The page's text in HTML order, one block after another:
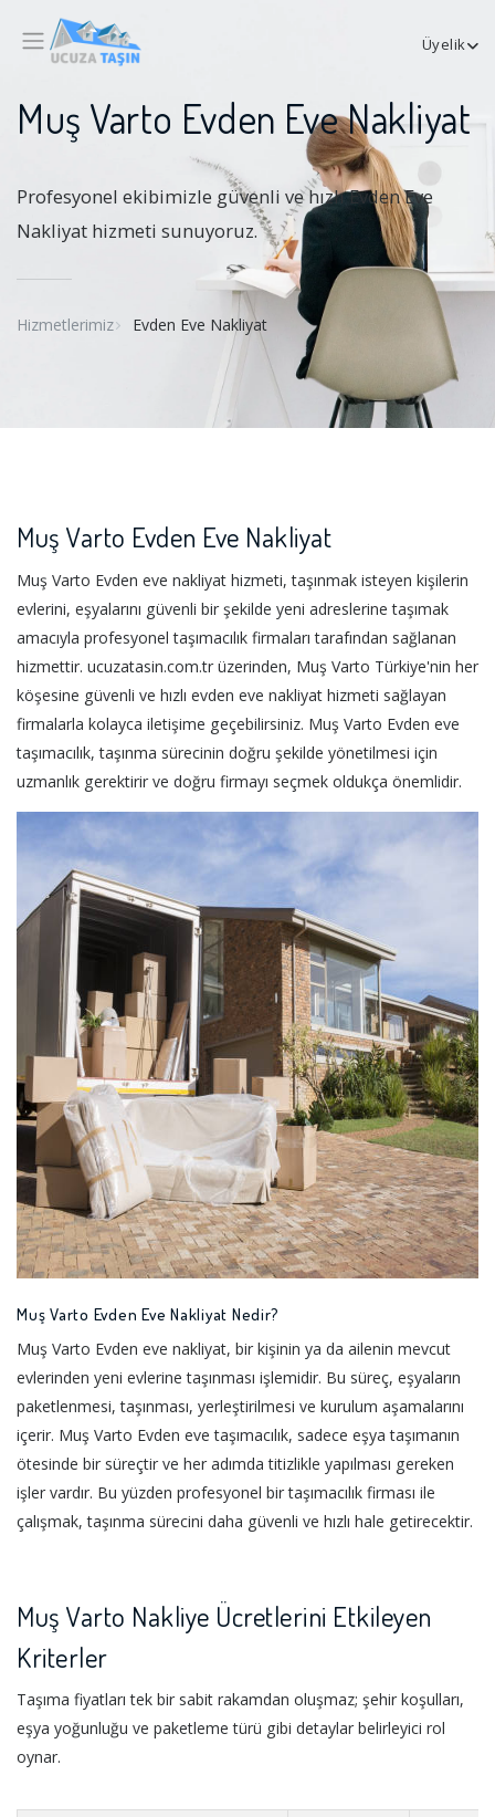
Üyelik
Muş Varto Evden Eve Nakliyat
Profesyonel ekibimizle güvenli ve hızlı Evden Eve
Nakliyat hizmeti sunuyoruz.
Hizmetlerimiz Evden Eve Nakliyat
Muş Varto Evden Eve Nakliyat
Muş Varto Evden eve nakliyat hizmeti, taşınmak isteyen kişilerin
evlerini, eşyalarını güvenli bir şekilde yeni adreslerine taşımak
amacıyla profesyonel taşımacılık firmaları tarafından sağlanan
hizmettir. ucuzatasin.com.tr üzerinden, Muş Varto Türkiye'nin her
köşesine güvenli ve hızlı evden eve nakliyat hizmeti sağlayan
firmalarla kolayca iletişime geçebilirsiniz. Muş Varto Evden eve
taşımacılık, taşınma sürecinin doğru şekilde yönetilmesi için
uzmanlık gerektirir ve doğru firmayı seçmek oldukça önemlidir.
Muş Varto Evden Eve Nakliyat Nedir?
Muş Varto Evden eve nakliyat, bir kişinin ya da ailenin mevcut
evlerinden yeni evlerine taşınması işlemidir. Bu süreç, eşyaların
paketlenmesi, taşınması, yerleştirilmesi ve kurulum aşamalarını
içerir. Muş Varto Evden eve taşımacılık, sadece eşya taşımanın
ötesinde bir süreçtir ve her adımda titizlikle yapılması gereken
işler vardır. Bu yüzden profesyonel bir taşımacılık firması ile
çalışmak, taşınma sürecini daha güvenli ve hızlı hale getirecektir.
Muş Varto Nakliye Ücretlerini Etkileyen
Kriterler
Taşıma fiyatları tek bir sabit rakamdan oluşmaz; şehir koşulları,
eşya yoğunluğu ve paketleme türü gibi detaylar belirleyici rol
oynar.